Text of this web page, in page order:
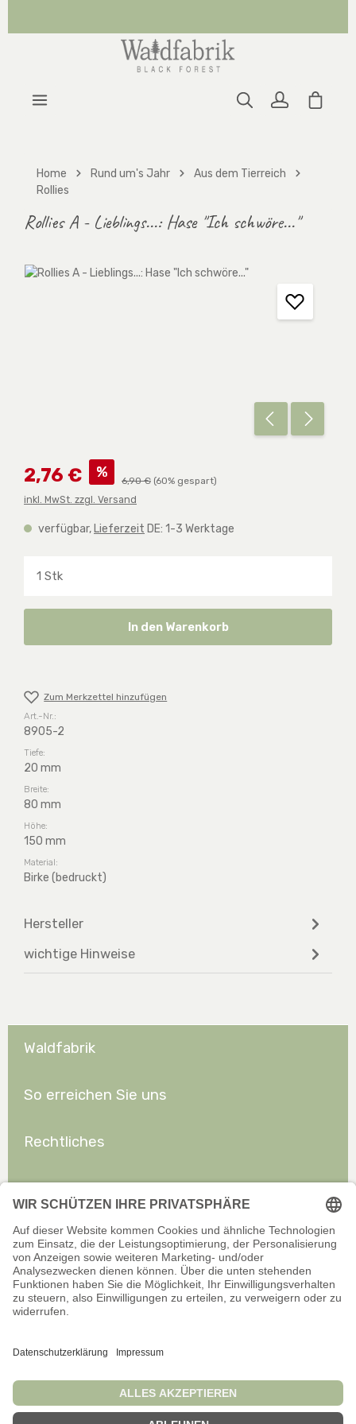
Home Rund um's Jahr
Aus dem Tierreich
Rollies
Rollies A - Lieblings...: Hase "Ich schwöre..."
Bildergalerie überspringen
Verkaufspreis:
2,76 € % Regulärer Preis:
6,90 € (60% gespart)
inkl. MwSt. zzgl. Versand
verfügbar, Lieferzeit DE: 1-3 Werktage
In den Warenkorb
Zum Merkzettel hinzufügen
Art.-Nr.:
8905-2
Tiefe:
20 mm
Breite:
80 mm
Höhe:
150 mm
Material:
Birke (bedruckt)
Hersteller
wichtige Hinweise
Waldfabrik
So erreichen Sie uns
Rechtliches
Offizieller Onlineshop für Privatkunden. Alle Preise inkl. gesetzl.
Wir sind stets bemüht, aktuelle und vollständige Informationen auf